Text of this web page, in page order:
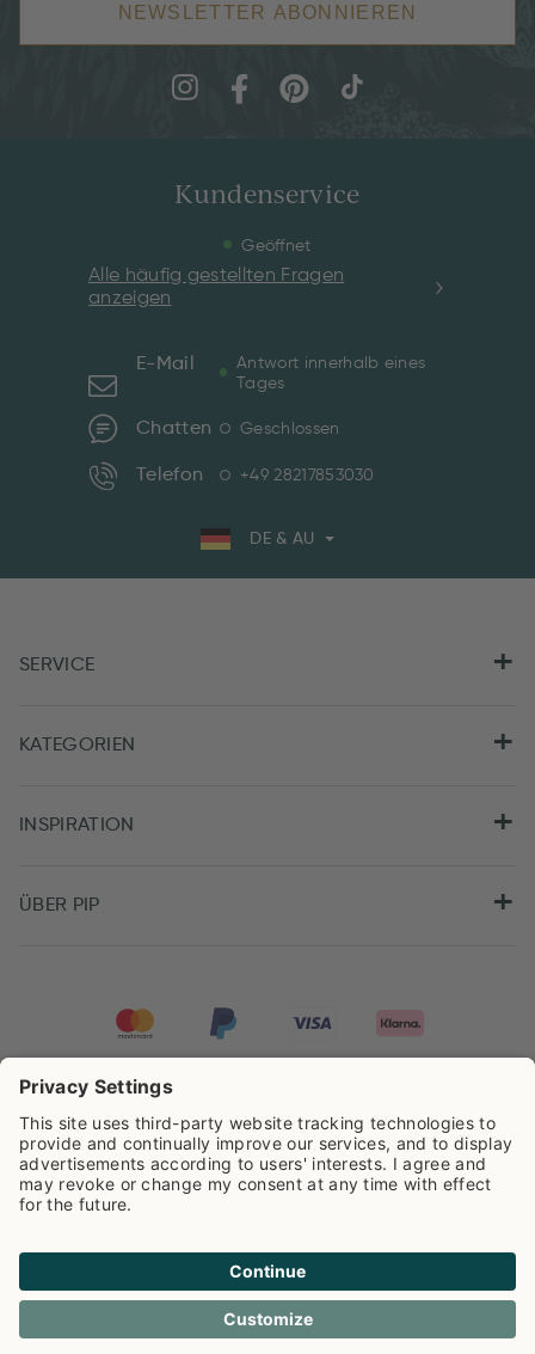
NEWSLETTER ABONNIEREN
Kundenservice
Geöffnet
Alle häufig gestellten Fragen
anzeigen
E-Mail
Antwort innerhalb eines
Tages
Chatten Geschlossen
Telefon +49 28217853030
DE & AU
SERVICE
KATEGORIEN
INSPIRATION
ÜBER PIP
auf der Grundlage von8.960Rezensionen ausgezeichnet.
Versandkosten